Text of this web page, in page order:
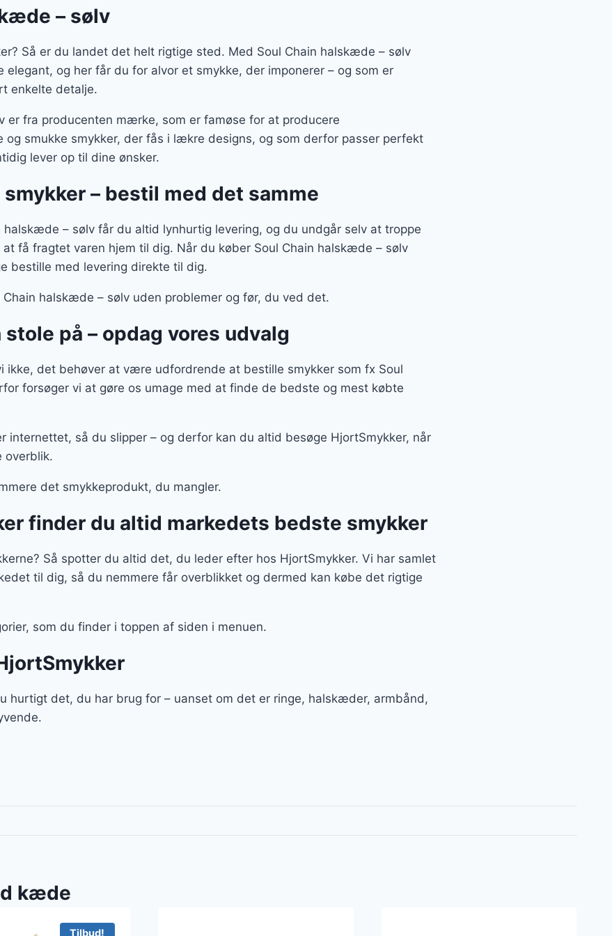
– sølv
Så er du landet det helt rigtige sted. Med Soul Chain halskæde – sølv
elegant, og her får du for alvor et smykke, der imponerer – og som er
enkelte detalje.
er fra producenten mærke, som er famøse for at producere
og smukke smykker, der fås i lækre designs, og som derfor passer perfekt
lever op til dine ønsker.
– bestil med det samme
halskæde – sølv får du altid lynhurtig levering, og du undgår selv at troppe
få fragtet varen hjem til dig. Når du køber Soul Chain halskæde – sølv
bestille med levering direkte til dig.
halskæde – sølv uden problemer og før, du ved det.
stole på – opdag vores udvalg
ikke, det behøver at være udfordrende at bestille smykker som fx Soul
forsøger vi at gøre os umage med at finde de bedste og mest købte
internettet, så du slipper – og derfor kan du altid besøge HjortSmykker, når
overblik.
det smykkeprodukt, du mangler.
finder du altid markedets bedste smykker
Så spotter du altid det, du leder efter hos HjortSmykker. Vi har samlet
til dig, så du nemmere får overblikket og dermed kan købe det rigtige
som du finder i toppen af siden i menuen.
hurtigt det, du har brug for – uanset om det er ringe, halskæder, armbånd,
kæde
Tilbud!